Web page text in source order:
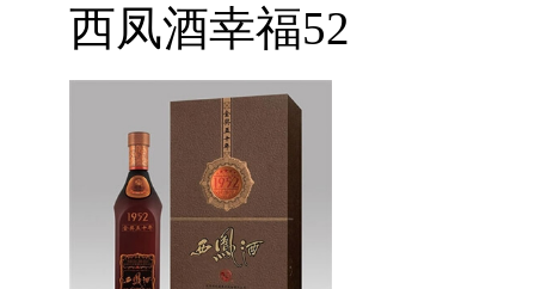
西凤酒幸福52